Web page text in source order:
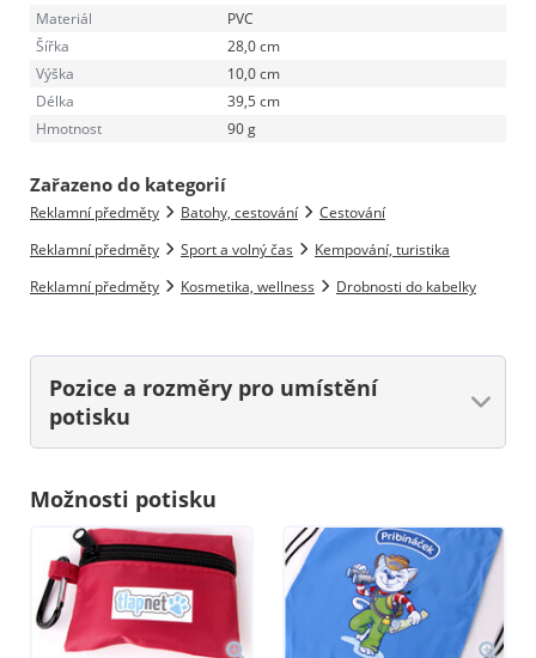
Materiál
PVC
Šířka
28,0 cm
Výška
10,0 cm
Délka
39,5 cm
Hmotnost
90 g
Zařazeno do kategorií
Reklamní předměty Batohy, cestování
Cestování
Reklamní předměty
Sport a volný čas
Kempování, turistika
Reklamní předměty
Kosmetika, wellness Drobnosti do kabelky
Pozice a rozměry pro umístění
potisku
Možnosti potisku